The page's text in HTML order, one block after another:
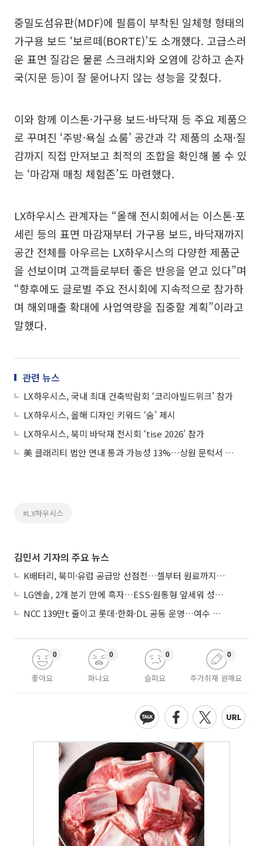
중밀도섬유판(MDF)에 필름이 부착된 일체형 형태의
가구용 보드 ‘보르떼(BORTE)’도 소개했다. 고급스러
운 표면 질감은 물론 스크래치와 오염에 강하고 손자
국(지문 등)이 잘 묻어나지 않는 성능을 갖췄다.
이와 함께 이스톤·가구용 보드·바닥재 등 주요 제품으
로 꾸며진 ‘주방·욕실 쇼룸’ 공간과 각 제품의 소재·질
감까지 직접 만져보고 최적의 조합을 확인해 볼 수 있
는 ‘마감재 매칭 체험존’도 마련했다.
LX하우시스 관계자는 “올해 전시회에서는 이스톤∙포
세린 등의 표면 마감재부터 가구용 보드, 바닥재까지
공간 전체를 아우르는 LX하우시스의 다양한 제품군
을 선보이며 고객들로부터 좋은 반응을 얻고 있다”며
“향후에도 글로벌 주요 전시회에 지속적으로 참가하
며 해외매출 확대에 사업역량을 집중할 계획”이라고
말했다.
관련 뉴스
LX하우시스, 국내 최대 건축박람회 ‘코리아빌드위크’ 참가
LX하우시스, 올해 디자인 키워드 ‘숨’ 제시
LX하우시스, 북미 바닥재 전시회 ‘tise 2026’ 참가
美 클래리티 법안 연내 통과 가능성 13%…상원 문턱서 제동
#LX하우시스
김민서 기자의 주요 뉴스
K배터리, 북미·유럽 공급망 선점전…셀부터 원료까지 현지화
LG엔솔, 2개 분기 만에 흑자…ESS·원통형 앞세워 성장 가속
NCC 139만t 줄이고 롯데·한화·DL 공동 운영…여수 1호 본궤도
좋아요
0
화나요
0
슬퍼요
0
추가취재 원해요
0